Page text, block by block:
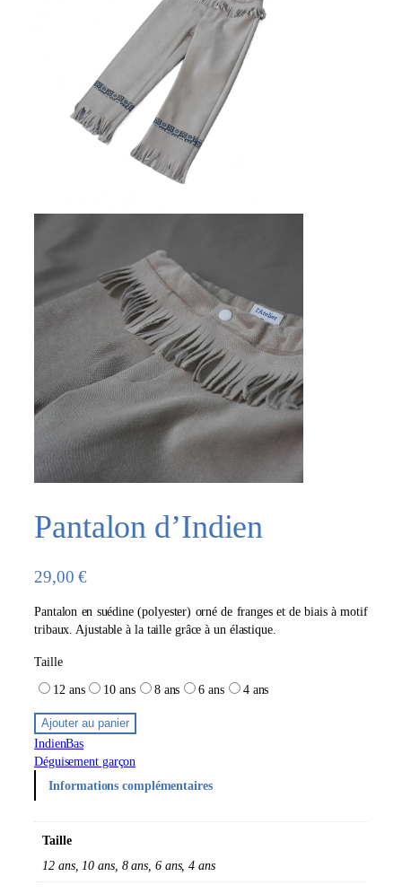
Pantalon d’Indien
29,00€
Pantalon en suédine (polyester) orné de franges et de biais à motif
tribaux. Ajustable à la taille grâce à un élastique.
Taille
12 ans
10 ans 8 ans 6 ans 4 ans
Ajouter au panier
IndienBas
Déguisement garçon
Informations complémentaires
Taille
12 ans, 10 ans, 8 ans, 6 ans, 4 ans